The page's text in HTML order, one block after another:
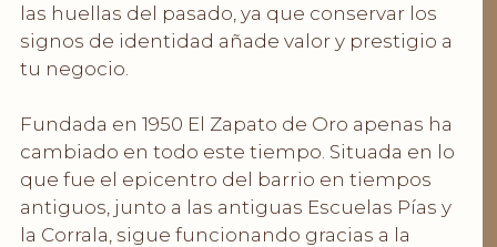
las huellas del pasado, ya que conservar los
signos de identidad añade valor y prestigio a
tu negocio.
Fundada en 1950 El Zapato de Oro apenas ha
cambiado en todo este tiempo. Situada en lo
que fue el epicentro del barrio en tiempos
antiguos, junto a las antiguas Escuelas Pías y
la Corrala, sigue funcionando gracias a la